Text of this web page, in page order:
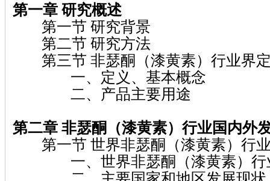
第一章 研究概述
第一节 研究背景
第二节 研究方法
第三节 非瑟酮（漆黄素）行业界
一、定义、基本概念
二、产品主要用途
第二章 非瑟酮（漆黄素）行业国内外
第一节 世界非瑟酮（漆黄素）行
一、世界非瑟酮（漆黄素）行